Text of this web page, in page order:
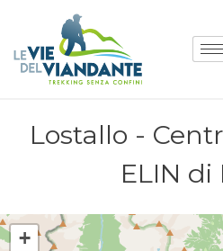
Lostallo -
ELIN di
+